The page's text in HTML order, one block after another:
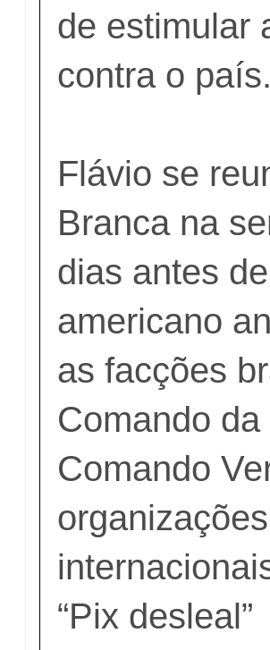
de estimular
contra o país.
Flávio se
Branca na
dias antes
americano
as facções
Comando
Comando
“Pix desleal”